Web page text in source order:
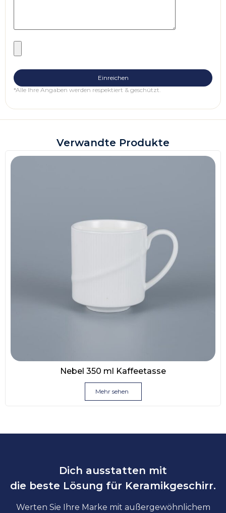
*Alle Ihre Angaben werden respektiert & geschützt.
Verwandte Produkte
Nebel 350 ml Kaffeetasse
Mehr sehen
Dich ausstatten mit
die beste Lösung für Keramikgeschirr.
Werten Sie Ihre Marke mit außergewöhnlichem